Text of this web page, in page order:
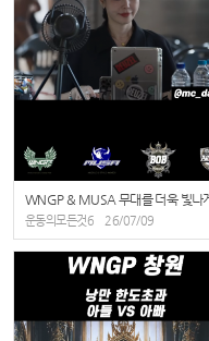
운동의모든것6 26/07/09